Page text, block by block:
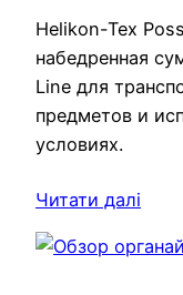
Helikon-Tex
набедренная
Line для
предметов и
условиях.
Читати далі